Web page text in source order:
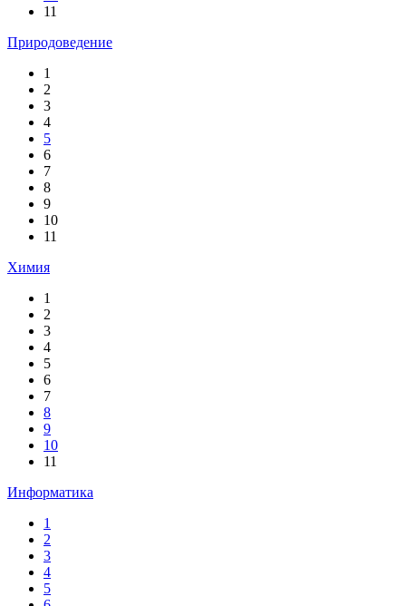
11
Природоведение
1
2
3
4
5
6
7
8
9
10
11
Химия
1
2
3
4
5
6
7
8
9
10
11
Информатика
1
2
3
4
5